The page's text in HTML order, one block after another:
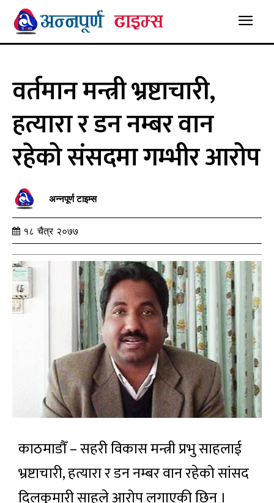
वर्तमान मन्त्री भ्रष्टाचारी,
हत्यारा र डन नम्बर वान
रहेको संसदमा गम्भीर आरोप
अन्नपूर्ण टाइम्स
१८ चैत्र २०७७
काठमाडौँ – सहरी विकास मन्त्री प्रभु साहलाई
भ्रष्टाचारी, हत्यारा र डन नम्बर वान रहेको सांसद
दिलकुमारी साहले आरोप लगाएकी छिन् ।